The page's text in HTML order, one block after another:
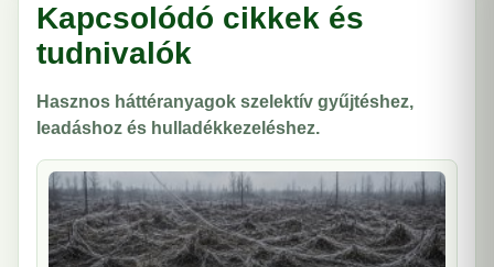
Kapcsolódó cikkek és
tudnivalók
Hasznos háttéranyagok szelektív gyűjtéshez,
leadáshoz és hulladékkezeléshez.